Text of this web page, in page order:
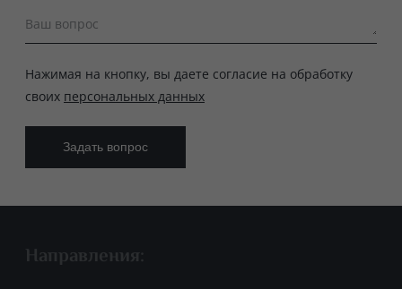
Ваш вопрос
Нажимая на кнопку, вы даете согласие на обработку
своих персональных данных
Направления: